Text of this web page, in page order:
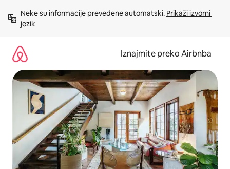
sadržaj
Neke su informacije prevedene automatski. Prikaži izvorni
jezik
Iznajmite preko Airbnba